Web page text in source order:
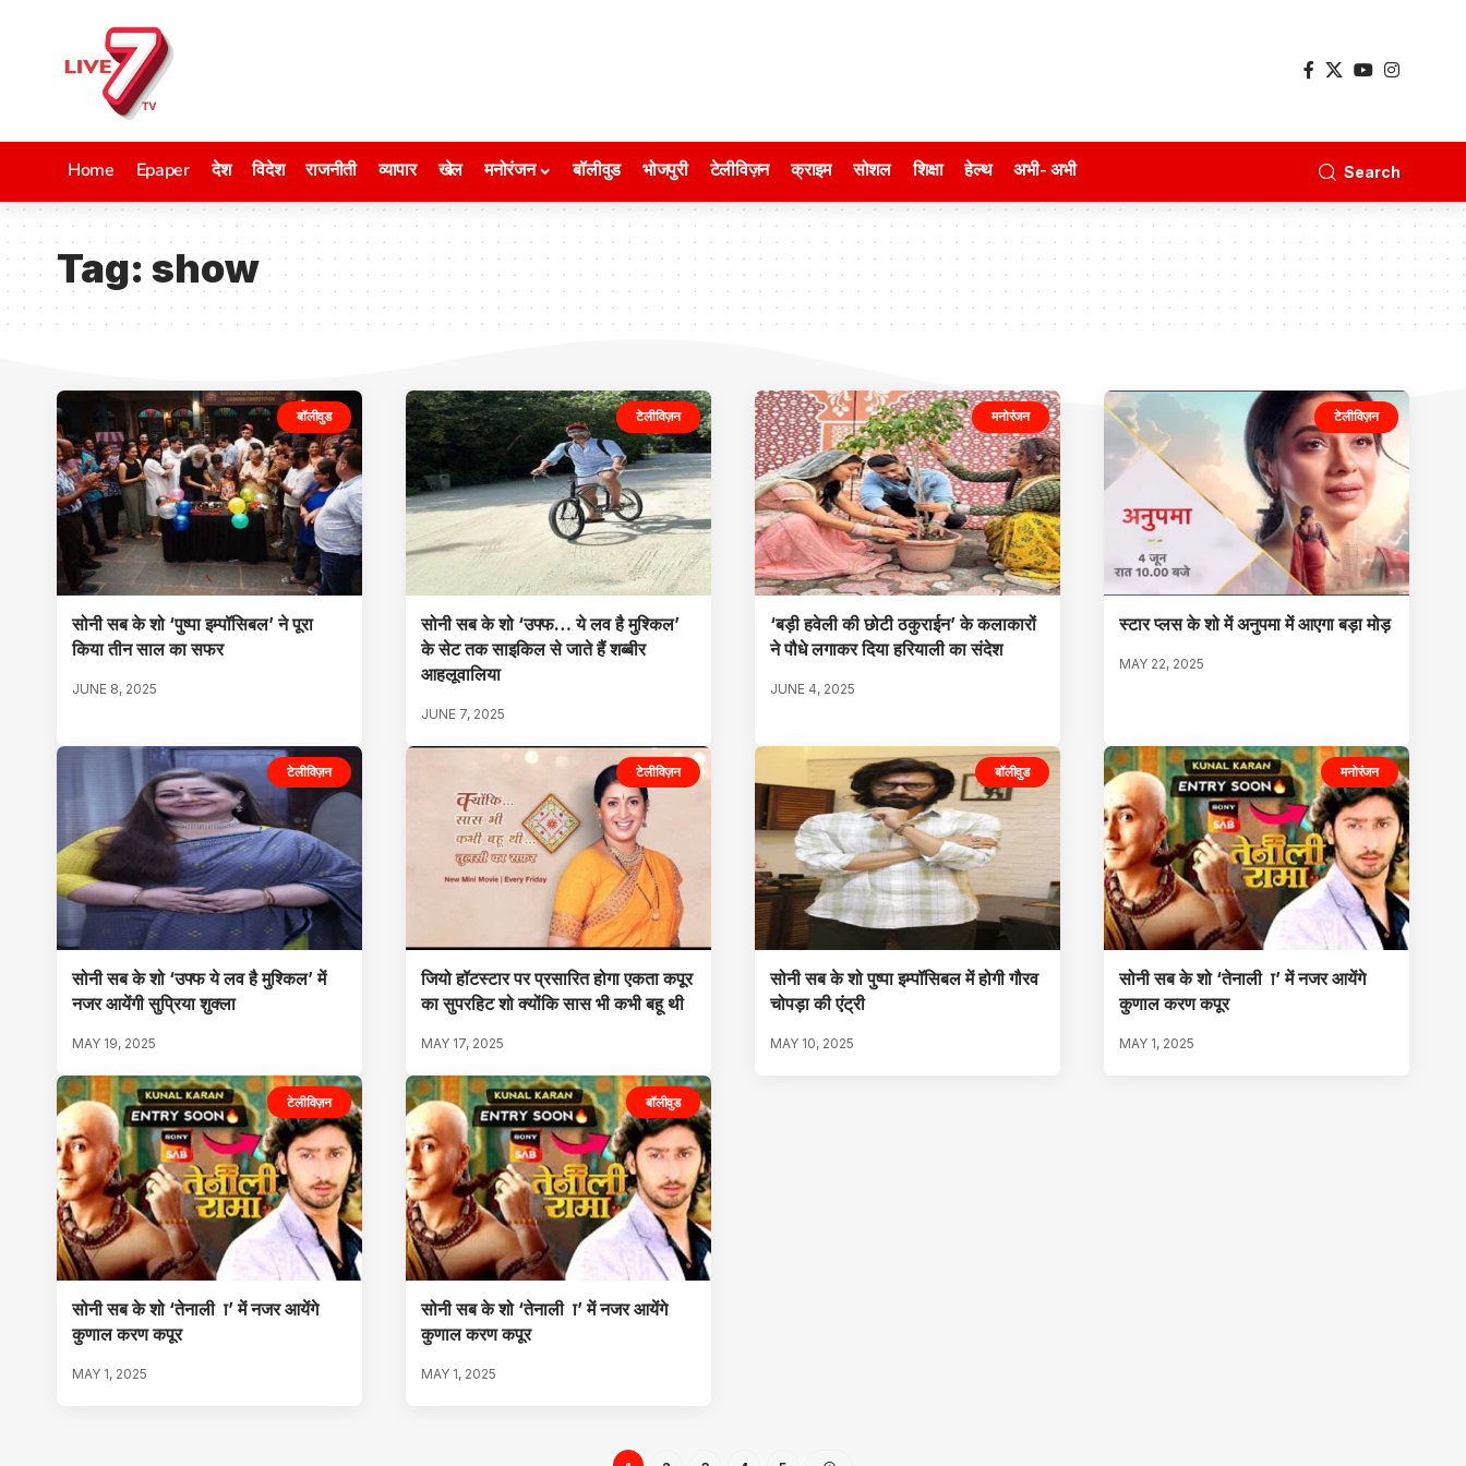
Home Epaper देश विदेश राजनीती व्यापार खेल मनोरंजन बॉलीवुड भोजपुरी टेलीविज़न क्राइम सोशल शिक्षा हेल्थ अभी- अभी Search
Tag: show
बॉलीवुड
सोनी सब के शो ‘पुष्पा इम्पॉसिबल’ ने पूरा
किया तीन साल का सफर
JUNE 8, 2025
टेलीविज़न
सोनी सब के शो ‘उफ्फ… ये लव है मुश्किल’
के सेट तक साइकिल से जाते हैं शब्बीर
आहलूवालिया
JUNE 7, 2025
मनोरंजन
‘बड़ी हवेली की छोटी ठकुराईन’ के कलाकारों
ने पौधे लगाकर दिया हरियाली का संदेश
JUNE 4, 2025
टेलीविज़न
स्टार प्लस के शो में अनुपमा में आएगा बड़ा मोड़
MAY 22, 2025
टेलीविज़न
सोनी सब के शो ‘उफ्फ ये लव है मुश्किल’ में
नजर आयेंगी सुप्रिया शुक्ला
MAY 19, 2025
टेलीविज़न
जियो हॉटस्टार पर प्रसारित होगा एकता कपूर
का सुपरहिट शो क्योंकि सास भी कभी बहू थी
MAY 17, 2025
बॉलीवुड
सोनी सब के शो पुष्पा इम्पॉसिबल में होगी गौरव
चोपड़ा की एंट्री
MAY 10, 2025
मनोरंजन
सोनी सब के शो ‘तेनाली ा’ में नजर आयेंगे
कुणाल करण कपूर
MAY 1, 2025
टेलीविज़न
सोनी सब के शो ‘तेनाली ा’ में नजर आयेंगे
कुणाल करण कपूर
MAY 1, 2025
बॉलीवुड
सोनी सब के शो ‘तेनाली ा’ में नजर आयेंगे
कुणाल करण कपूर
MAY 1, 2025